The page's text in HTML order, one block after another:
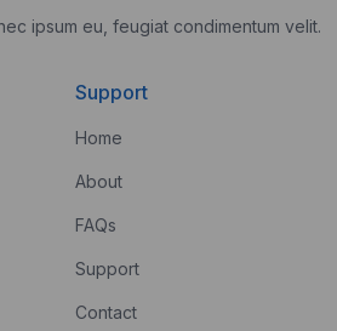
ipsum eu, feugiat condimentum velit.
Support
Home
About
FAQs
Support
Contact